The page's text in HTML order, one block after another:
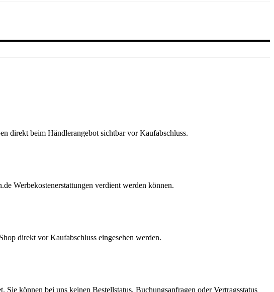
direkt beim Händlerangebot sichtbar vor Kaufabschluss.
Werbekostenerstattungen verdient werden können.
direkt vor Kaufabschluss eingesehen werden.
können bei uns keinen Bestellstatus, Buchungsanfragen oder Vertragsstatus